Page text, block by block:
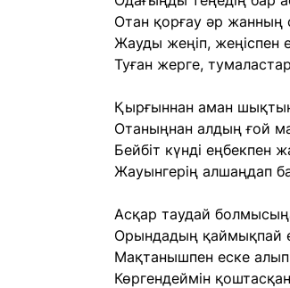
Отан қорғау әр жанның
Жауды жеңіп, жеңіспен
Туған жерге,
Қырғыннан аман
Отаныңнан алдың ғой
Бейбіт күнді еңбекпен
Жауынгерің алшаңдап
Асқар таудай
Орындадың қаймықпай
Мақтанышпен еске
Көргендеймін